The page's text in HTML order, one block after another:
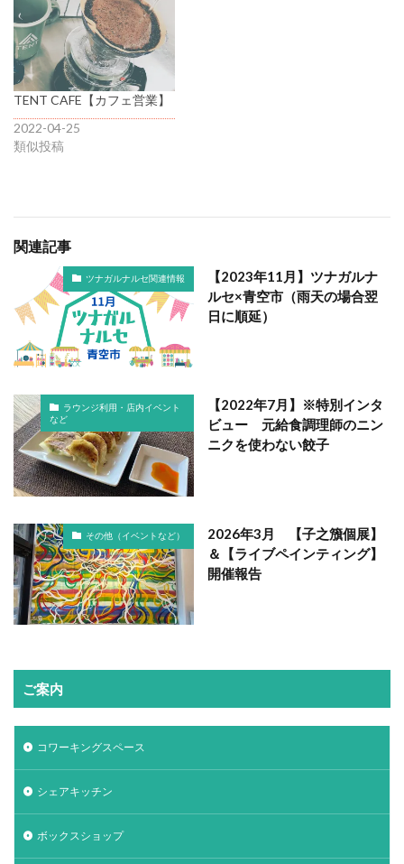
TENT CAFE【カフェ営業】
2022-04-25
類似投稿
関連記事
ツナガルナルセ関連情報
【2023年11月】ツナガルナ
ルセ×青空市（雨天の場合翌
日に順延）
ラウンジ利用・店内イベント
など
【2022年7月】※特別インタ
ビュー 元給食調理師のニン
ニクを使わない餃子
その他（イベントなど）
2026年3月 【子之籏個展】
＆【ライブペインティング】
開催報告
ご案内
コワーキングスペース
シェアキッチン
ボックスショップ